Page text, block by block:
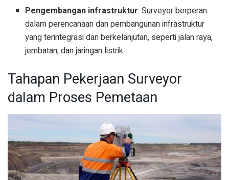
Pengembangan infrastruktur: Surveyor berperan
dalam perencanaan dan pembangunan infrastruktur
yang terintegrasi dan berkelanjutan, seperti jalan raya,
jembatan, dan jaringan listrik.
Tahapan Pekerjaan Surveyor
dalam Proses Pemetaan